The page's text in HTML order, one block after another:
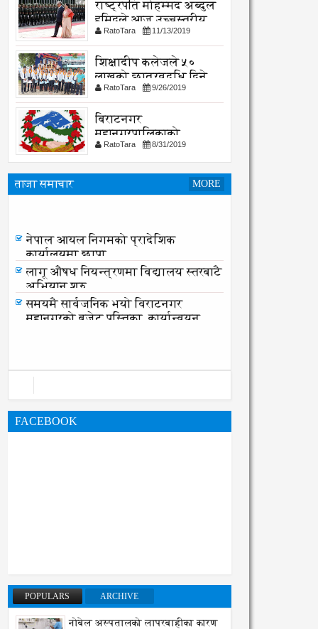
राष्ट्रपति मोहम्मद अब्दुल
हमिदले आज उच्चस्तरीय
भेटवार्ता गर्नु हुदै,
RatoTara 11/13/2019
शिक्षादीप कलेजले ५०
लाखको छात्रवृद्धि दिने
घोषणा
RatoTara 9/26/2019
बिराटनगर
महानगरपालिकाको
सार्वजनिक -सुचना
RatoTara 8/31/2019
ताजा समाचार MORE
नेपाल आयल निगमको प्रादेशिक
कार्यालयमा छापा
लागू औषध नियन्त्रणमा विद्यालय स्तरबाटै
अभियान शुरु
समयमै सार्वजनिक भयो विराटनगर
महानगरको बजेट पुस्तिका, कार्यान्वयन
FACEBOOK
POPULARS ARCHIVE
नोबेल अस्पतालको लापरबाहीका कारण